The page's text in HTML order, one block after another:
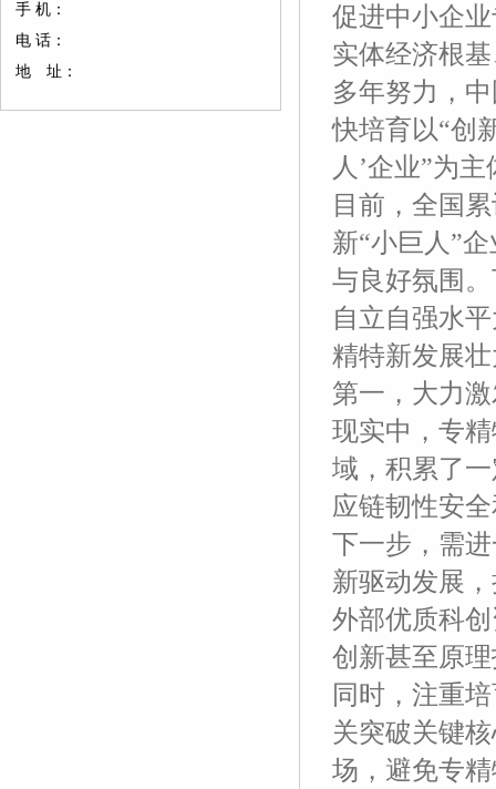
手 机：
电 话：
地 址：
促进中小企
实体经济根
多年努力，
快培育以“创
人’企业”为
目前，全国
新“小巨人”
与良好氛围
自立自强水
精特新发展
第一，大力
现实中，专
域，积累了
应链韧性安
下一步，需
新驱动发展
外部优质科
创新甚至原
同时，注重
关突破关键
场，避免专